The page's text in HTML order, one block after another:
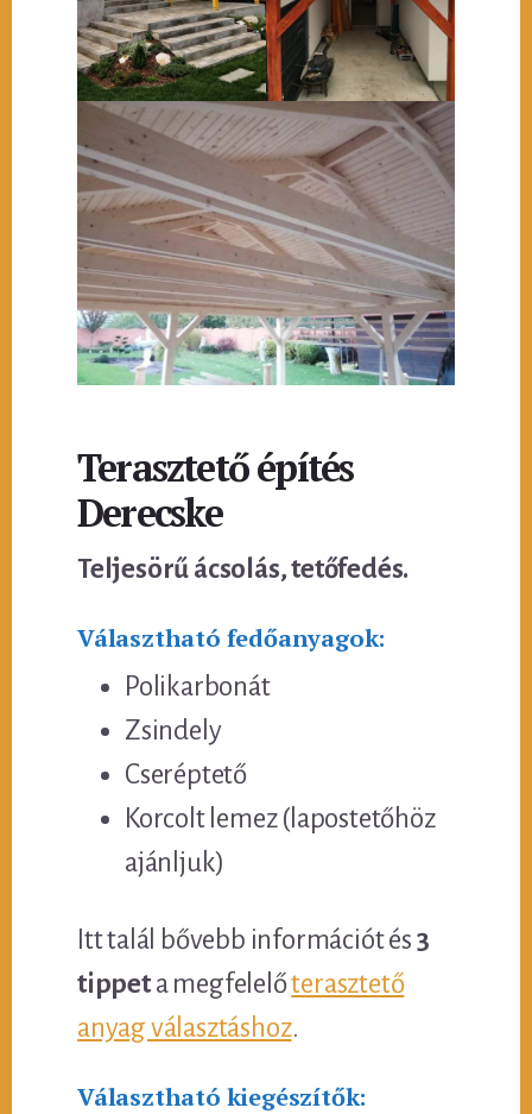
Terasztető építés
Derecske
Teljesörű ácsolás, tetőfedés.
Választható fedőanyagok:
Polikarbonát
Zsindely
Cseréptető
Korcolt lemez (lapostetőhöz
ajánljuk)
Itt talál bővebb információt és 3
tippeta megfelelőterasztető
anyag választáshoz.
Választható kiegészítők: